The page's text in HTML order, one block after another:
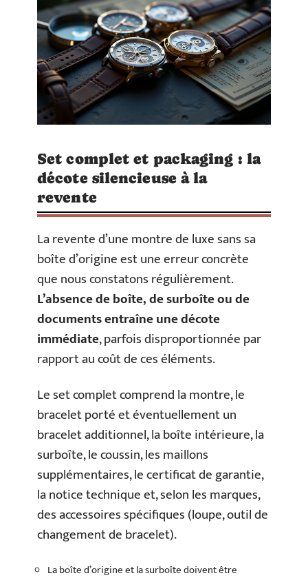
Set complet et packaging : la
décote silencieuse à la
revente
La revente d’une montre de luxe sans sa
boîte d’origine est une erreur concrète
que nous constatons régulièrement.
L’absence de boîte, de surboîte ou de
documents entraîne une décote
immédiate, parfois disproportionnée par
rapport au coût de ces éléments.
Le set complet comprend la montre, le
bracelet porté et éventuellement un
bracelet additionnel, la boîte intérieure, la
surboîte, le coussin, les maillons
supplémentaires, le certificat de garantie,
la notice technique et, selon les marques,
des accessoires spécifiques (loupe, outil de
changement de bracelet).
La boîte d’origine et la surboîte doivent être